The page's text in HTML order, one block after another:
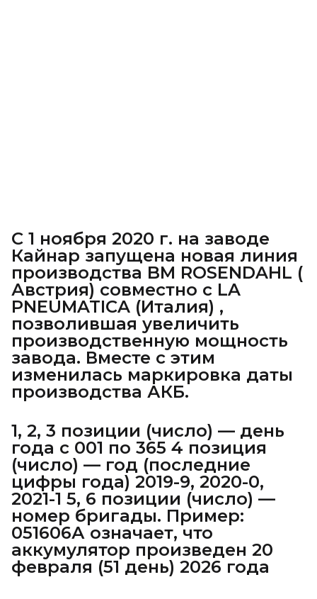
С 1 ноября 2020 г. на заводе
Кайнар запущена новая линия
производства BM ROSENDAHL (
Австрия) совместно с LA
PNEUMATICA (Италия) ,
позволившая увеличить
производственную мощность
завода. Вместе с этим
изменилась маркировка даты
производства АКБ.
1, 2, 3 позиции (число) — день
года с 001 по 365 4 позиция
(число) — год (последние
цифры года) 2019-9, 2020-0,
2021-1 5, 6 позиции (число) —
номер бригады. Пример:
051606А означает, что
аккумулятор произведен 20
февраля (51 день) 2026 года